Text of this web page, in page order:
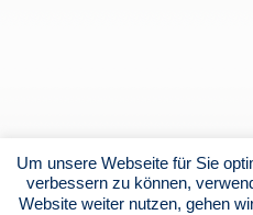
Um unsere Webseite für Sie
verbessern zu können,
Website weiter nutzen, gehen